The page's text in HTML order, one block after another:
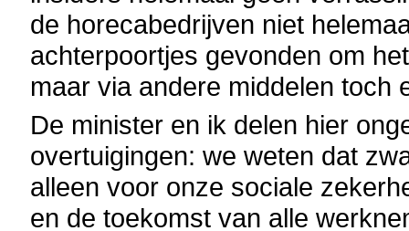
de horecabedrijven niet
achterpoortjes gevonden om
maar via andere middelen toch
De minister en ik delen hier
overtuigingen: we weten dat
alleen voor onze sociale
en de toekomst van alle